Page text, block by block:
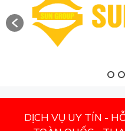
DỊCH VỤ UY TÍN -